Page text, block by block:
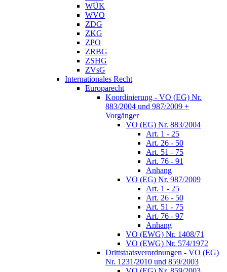
WÜK
WVO
ZDG
ZKG
ZPO
ZRBG
ZSHG
ZVsG
Internationales Recht
Europarecht
Koordinierung - VO (EG) Nr.
883/2004 und 987/2009 +
Vorgänger
VO (EG) Nr. 883/2004
Art. 1 - 25
Art. 26 - 50
Art. 51 - 75
Art. 76 - 91
Anhang
VO (EG) Nr. 987/2009
Art. 1 - 25
Art. 26 - 50
Art. 51 - 75
Art. 76 - 97
Anhang
VO (EWG) Nr. 1408/71
VO (EWG) Nr. 574/1972
Drittstaatsverordnungen - VO (EG)
Nr. 1231/2010 und 859/2003